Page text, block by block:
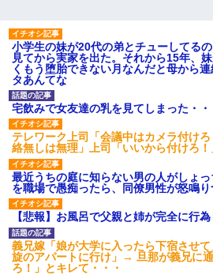
小学生の妹が20代の弟とチューしてる
見てから実家を出た。それから15年、
くもう堕胎できない月なんだと母から
タあんてな
宅飲みで女友達の乳を見てしまった・・
テレワーク上司「会議中はカメラ付け
絡無しは無理」上司「いいから付けろ
最近うちの庭に知らない男の人がしょ
を職場で愚痴ったら、同僚男性が怒鳴り
【悲報】お風呂で父親と姉が完全に行
義兄嫁「娘が大学に入ったら下宿させ
旋のアパートに行け」→ 旦那が義兄に
ろ！」とキレて・・・